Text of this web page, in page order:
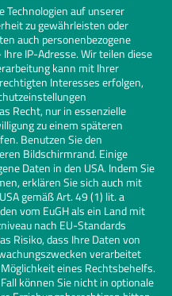
Technologien auf unserer
zu gewährleisten oder
auch personenbezogene
IP-Adresse. Wir teilen diese
kann mit Ihrer
Interesses erfolgen,
Recht, nur in essenzielle
zu einem späteren
Benutzen Sie den
Bildschirmrand. Einige
Daten in den USA. Indem Sie
erklären Sie sich auch mit
gemäß Art. 49 (1) lit. a
vom EuGH als ein Land mit
nach EU-Standards
Risiko, dass Ihre Daten von
verarbeitet
eines Rechtsbehelfs.
können Sie nicht in optionale
Inhalt zu
marketing
this content